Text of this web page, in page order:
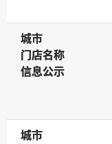
城市
城市
门店名称
门店名称
信息公示
信息公示
城市
城市